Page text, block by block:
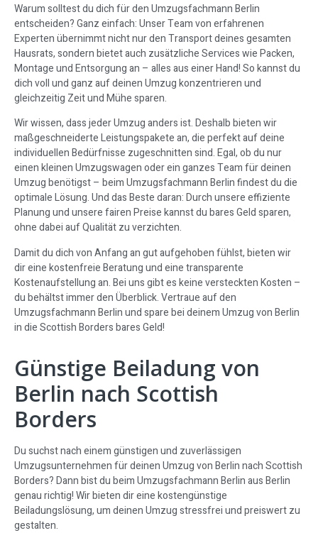
Warum solltest du dich für den Umzugsfachmann Berlin
entscheiden? Ganz einfach: Unser Team von erfahrenen
Experten übernimmt nicht nur den Transport deines gesamten
Hausrats, sondern bietet auch zusätzliche Services wie Packen,
Montage und Entsorgung an – alles aus einer Hand! So kannst du
dich voll und ganz auf deinen Umzug konzentrieren und
gleichzeitig Zeit und Mühe sparen.
Wir wissen, dass jeder Umzug anders ist. Deshalb bieten wir
maßgeschneiderte Leistungspakete an, die perfekt auf deine
individuellen Bedürfnisse zugeschnitten sind. Egal, ob du nur
einen kleinen Umzugswagen oder ein ganzes Team für deinen
Umzug benötigst – beim Umzugsfachmann Berlin findest du die
optimale Lösung. Und das Beste daran: Durch unsere effiziente
Planung und unsere fairen Preise kannst du bares Geld sparen,
ohne dabei auf Qualität zu verzichten.
Damit du dich von Anfang an gut aufgehoben fühlst, bieten wir
dir eine kostenfreie Beratung und eine transparente
Kostenaufstellung an. Bei uns gibt es keine versteckten Kosten –
du behältst immer den Überblick. Vertraue auf den
Umzugsfachmann Berlin und spare bei deinem Umzug von Berlin
in die Scottish Borders bares Geld!
Günstige Beiladung von
Berlin nach Scottish
Borders
Du suchst nach einem günstigen und zuverlässigen
Umzugsunternehmen für deinen Umzug von Berlin nach Scottish
Borders? Dann bist du beim Umzugsfachmann Berlin aus Berlin
genau richtig! Wir bieten dir eine kostengünstige
Beiladungslösung, um deinen Umzug stressfrei und preiswert zu
gestalten.